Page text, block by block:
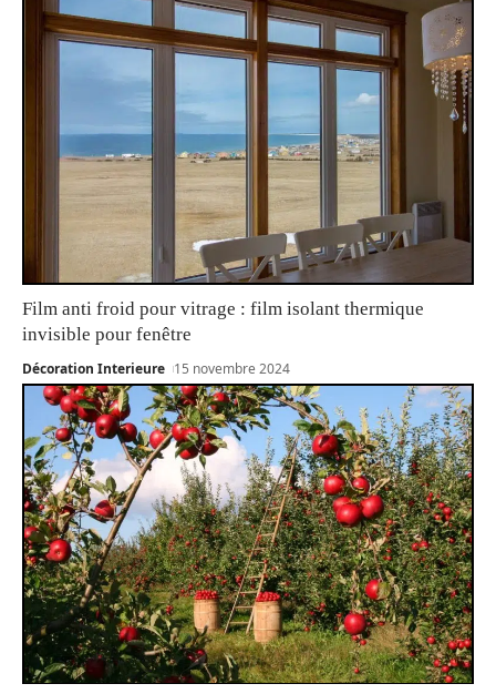
Film anti froid pour vitrage : film isolant thermique
invisible pour fenêtre
Décoration Interieure 15 novembre 2024